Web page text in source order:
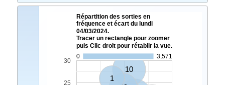
Répartition des sorties en
fréquence et écart du lundi
04/03/2024.
Tracer un rectangle pour zoomer
puis Clic droit pour rétablir la vue.
0
3,571
10
1
25
30